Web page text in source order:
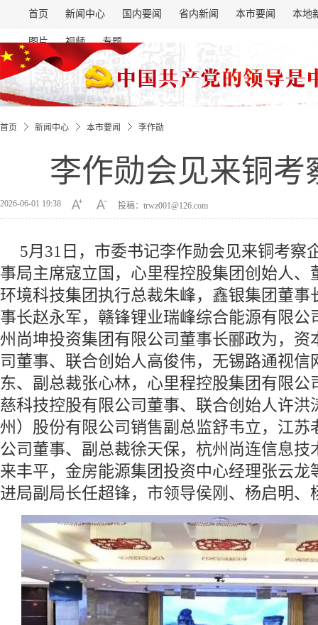
首页 新闻中心 国内要闻 省内新闻 本市要闻 本地
图片 视频 专题
首页 新闻中心 本市要闻 李作勋
李作勋会见来铜考
2026-06-01 19:38 投稿：trwz001@126.com
5月31日，市委书记李作勋会见来铜考察
事局主席寇立国，心里程控股集团创始人、
环境科技集团执行总裁朱峰，鑫银集团董事
事长赵永军，赣锋锂业瑞峰综合能源有限公
州尚坤投资集团有限公司董事长郦政为，资
司董事、联合创始人高俊伟，无锡路通视信
东、副总裁张心林，心里程控股集团有限公
慈科技控股有限公司董事、联合创始人许洪
州）股份有限公司销售副总监舒韦立，江苏
公司董事、副总裁徐天保，杭州尚连信息技
来丰平，金房能源集团投资中心经理张云龙
进局副局长任超锋，市领导侯刚、杨启明、